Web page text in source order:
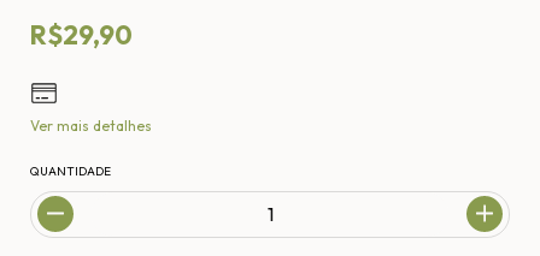
R$29,90
Ver mais detalhes
QUANTIDADE